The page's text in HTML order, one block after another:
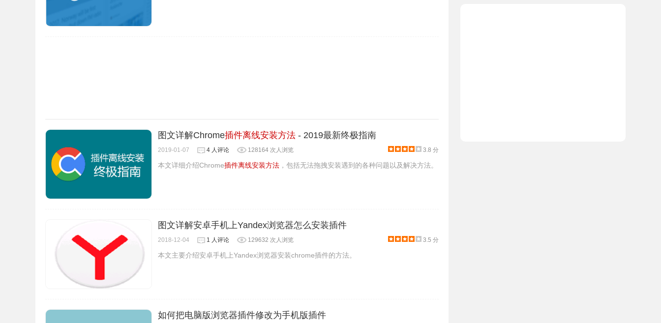
图文详解Chrome插件离线安装方法 - 2019最新终极指南
2019-01-07 4 人评论 128164 次人浏览 3.8 分
本文详细介绍Chrome插件离线安装方法 ，包括无法拖拽安装遇到的各种问题以及解决方法。
图文详解安卓手机上Yandex浏览器怎么安装插件
2018-12-04 1 人评论 129632 次人浏览 3.5 分
本文主要介绍安卓手机上Yandex浏览器安装chrome插件的方法。
如何把电脑版浏览器插件修改为手机版插件